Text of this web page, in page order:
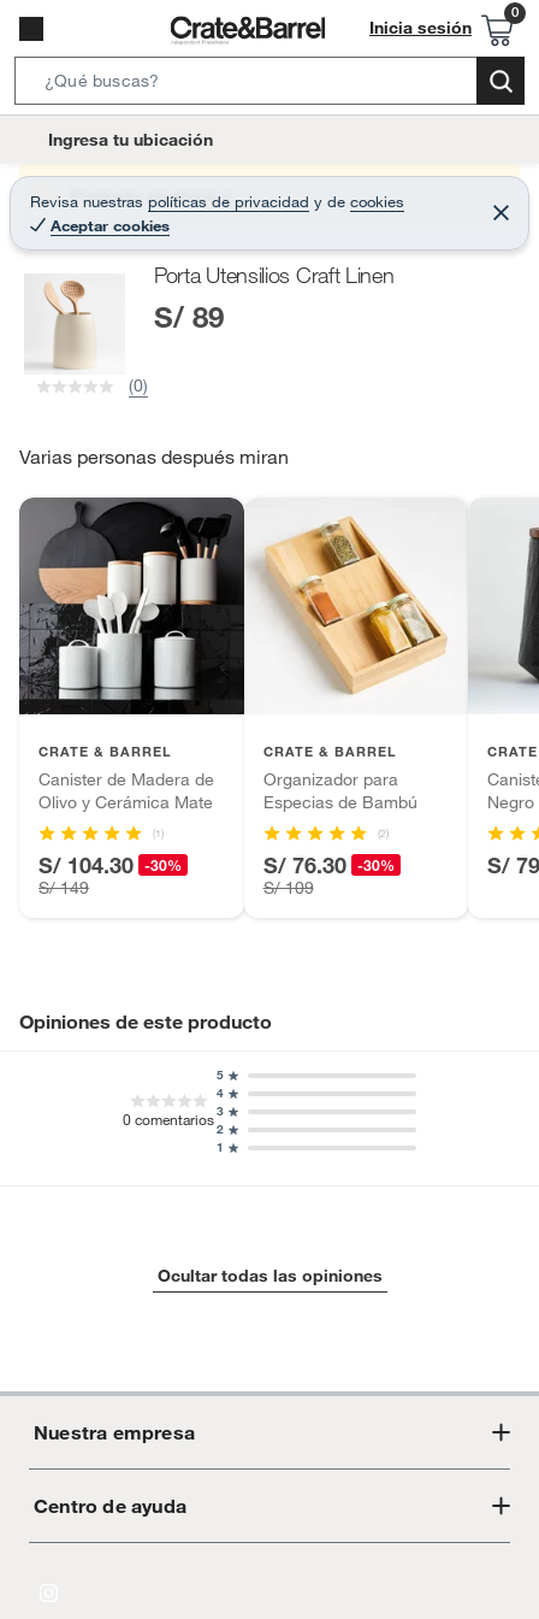
Inicia sesión
e
r
c
B
t
o
Ingresa tu ubicación
Revisa nuestras políticas de privacidad y de cookies
Aceptar cookies
C
e
r
Producto sin stock :(
Porta Utensilios Craft Linen
S/ 89
(0)
Varias personas después miran
CRATE & BARREL
Canister de Madera de
Olivo y Cerámica Mate
(1)
S/ 104.30 -30%
S/ 149
CRATE & BARREL
Organizador para
Especias de Bambú
(2)
S/ 76.30 -30%
S/ 109
Negro
S/
Opiniones de este producto
0comentarios
1
2
3
4
5
Ocultar todas las opiniones
Nuestra empresa
Acerca de Crate
Centro de ayuda